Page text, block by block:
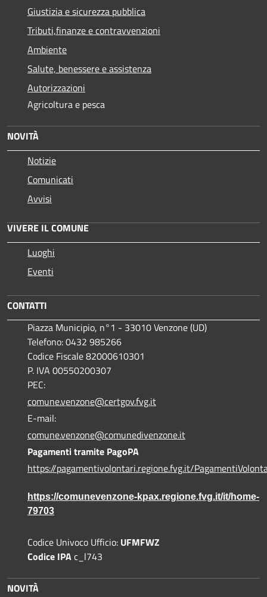
Giustizia e sicurezza pubblica
Tributi,finanze e contravvenzioni
Ambiente
Salute, benessere e assistenza
Autorizzazioni
Agricoltura e pesca
NOVITÀ
Notizie
Comunicati
Avvisi
VIVERE IL COMUNE
Luoghi
Eventi
CONTATTI
Piazza Municipio, n°1 - 33010 Venzone (UD)
Telefono: 0432 985266
Codice Fiscale 82000610301
P. IVA 00550200307
PEC:
comune.venzone@certgov.fvg.it
E-mail:
comune.venzone@comunedivenzone.it
Pagamenti tramite PagoPA
https://pagamentivolontari.regione.fvg.it/
https://comunevenzone-kpax.regione.fvg.it/it/home-
79703
Codice Univoco Ufficio: UFMFWZ
Codice IPAc_l743
NOVITÀ